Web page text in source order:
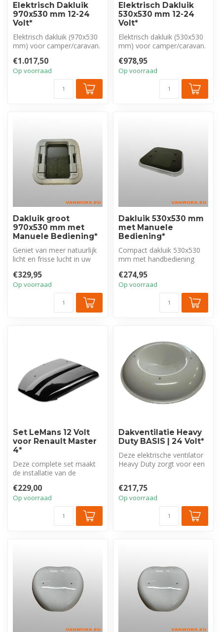
Elektrisch Dakluik
970x530 mm 12-24
Volt*
Elektrisch dakluik (970x530
mm) voor camper/caravan.
pri...
€1.017,50
Op voorraad
Elektrisch Dakluik
530x530 mm 12-24
Volt*
Elektrisch dakluik (530x530
mm) voor camper/caravan.
pri...
€978,95
Op voorraad
Dakluik groot
970x530 mm met
Manuele Bediening*
Geniet van meer natuurlijk
licht en frisse lucht in uw
€329,95
Op voorraad
Dakluik 530x530 mm
met Manuele
Bediening*
Compact dakluik 530x530
mm met handbediening
Meer licht &...
€274,95
Op voorraad
Set LeMans 12 Volt
voor Renault Master
4*
Deze complete set maakt
de installatie van de
elektrische d...
€229,00
Op voorraad
Dakventilatie Heavy
Duty BASIS | 24 Volt*
Deze elektrische ventilator
Heavy Duty zorgt voor een
€217,75
Op voorraad